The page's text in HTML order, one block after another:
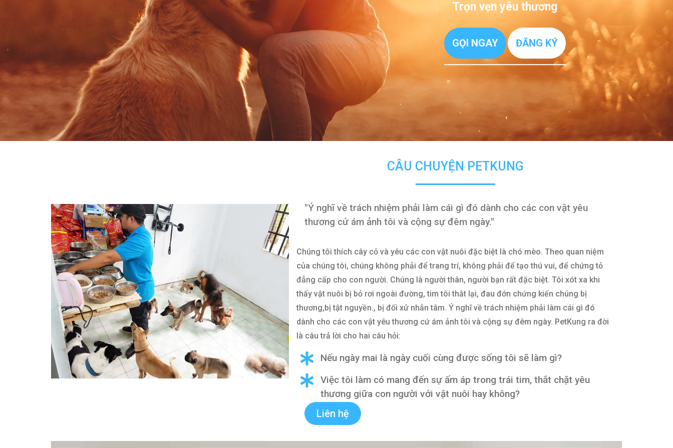
Trọn vẹn yêu thương
GỌI NGAY ĐĂNG KÝ
CÂU CHUYỆN PETKUNG
"Ý nghĩ về trách nhiệm phải làm cái gì đó dành cho các con vật yêu
thương cứ ám ảnh tôi và cộng sự đêm ngày."
Chúng tôi thích cây cỏ và yêu các con vật nuôi đặc biệt là chó mèo. Theo quan niệm
của chúng tôi, chúng không phải để trang trí, không phải để tạo thú vui, để chứng tỏ
đẳng cấp cho con người. Chúng là người thân, người bạn rất đặc biệt. Tôi xót xa khi
thấy vật nuôi bị bỏ rơi ngoài đường, tim tôi thắt lại, đau đớn chứng kiến chúng bị
thương,bị tật nguyền., bị đối xử nhẫn tâm. Ý nghĩ về trách nhiệm phải làm cái gì đó
dành cho các con vật yêu thương cứ ám ảnh tôi và cộng sự đêm ngày. PetKung ra đời
là câu trả lời cho hai câu hỏi:
Nếu ngày mai là ngày cuối cùng được sống tôi sẽ làm gì?
Việc tôi làm có mang đến sự ấm áp trong trái tim, thắt chặt yêu
thương giữa con người với vật nuôi hay không?
Liên hệ